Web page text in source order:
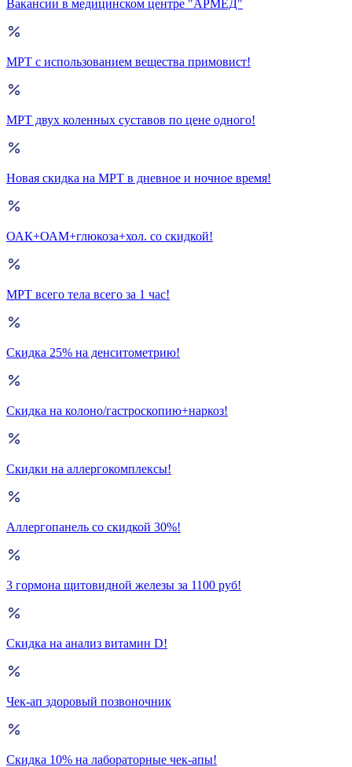
Вакансии в медицинском центре "АРМЕД"
МРТ с использованием вещества примовист!
МРТ двух коленных суставов по цене одного!
Новая скидка на МРТ в дневное и ночное время!
ОАК+ОАМ+глюкоза+хол. со скидкой!
МРТ всего тела всего за 1 час!
Скидка 25% на денситометрию!
Скидка на колоно/гастроскопию+наркоз!
Скидки на аллергокомплексы!
Аллергопанель со скидкой 30%!
3 гормона щитовидной железы за 1100 руб!
Скидка на анализ витамин D!
Чек-ап здоровый позвоночник
Скидка 10% на лабораторные чек-апы!